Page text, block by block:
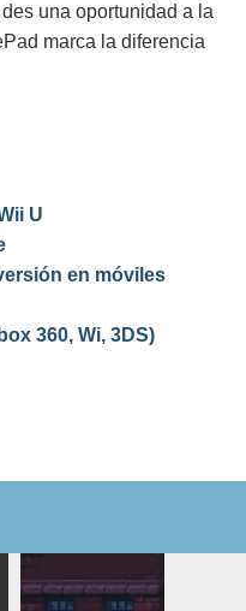
una oportunidad a la
marca la diferencia
U
en móviles
360, Wi, 3DS)